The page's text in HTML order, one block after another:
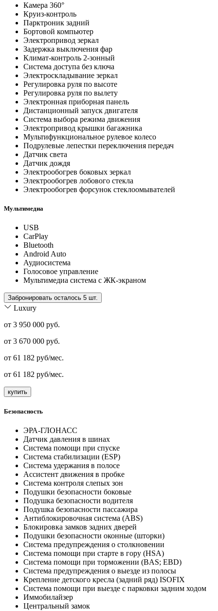
Камера 360°
Круиз-контроль
Парктроник задний
Бортовой компьютер
Электропривод зеркал
Задержка выключения фар
Климат-контроль 2-зонный
Система доступа без ключа
Электроскладывание зеркал
Регулировка руля по высоте
Регулировка руля по вылету
Электронная приборная панель
Дистанционный запуск двигателя
Система выбора режима движения
Электропривод крышки багажника
Мультифункциональное рулевое колесо
Подрулевые лепестки переключения передач
Датчик света
Датчик дождя
Электрообогрев боковых зеркал
Электрообогрев лобового стекла
Электрообогрев форсунок стеклоомывателей
Мультимедиа
USB
CarPlay
Bluetooth
Android Auto
Аудиосистема
Голосовое управление
Мультимедиа система с ЖК-экраном
Забронировать осталось 5 шт.
Luxury
от 3 950 000 руб.
от 3 670 000 руб.
от 61 182 руб/мес.
от 61 182 руб/мес.
купить
Безопасность
ЭРА-ГЛОНАСС
Датчик давления в шинах
Система помощи при спуске
Система стабилизации (ESP)
Система удержания в полосе
Ассистент движения в пробке
Система контроля слепых зон
Подушки безопасности боковые
Подушка безопасности водителя
Подушка безопасности пассажира
Антиблокировочная система (ABS)
Блокировка замков задних дверей
Подушки безопасности оконные (шторки)
Система предупреждения о столкновении
Система помощи при старте в гору (HSA)
Система помощи при торможении (BAS; EBD)
Система предупреждения о выезде из полосы
Крепление детского кресла (задний ряд) ISOFIX
Система помощи при выезде с парковки задним ходом
Иммобилайзер
Центральный замок